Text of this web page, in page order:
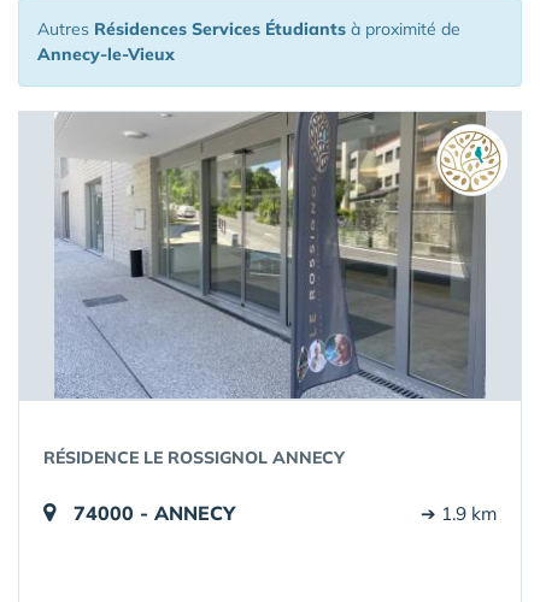
Autres Résidences Services Étudiants à proximité de
Annecy-le-Vieux
RÉSIDENCE LE ROSSIGNOL ANNECY
74000 - ANNECY ➔ 1.9 km